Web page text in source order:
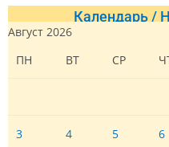
Календарь /
Август 2026
ПН
ВТ СР
3 4 5 6